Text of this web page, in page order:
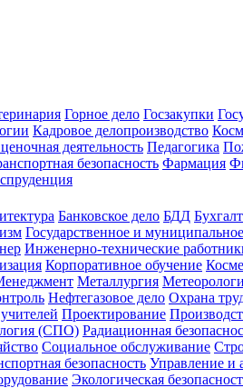
Горное дело Госзакупки
Кадровое делопроизводство
деятельность Педагогика
безопасность Фармация
Банковское дело БДД
Государственное и
Инженерно-технические
Корпоративное обучение
Металлургия
Нефтегазовое дело Охрана
Проектирование
(СПО) Радиационная
Социальное обслуживание
безопасность Управление и
Экологическая